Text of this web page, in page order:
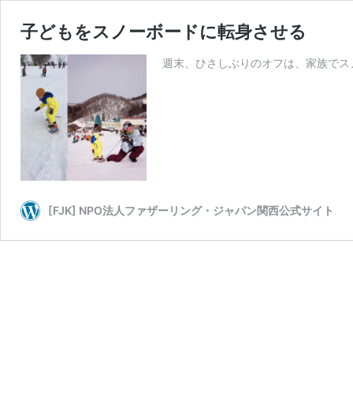
子どもをスノーボードに転身させる
週末、ひさしぶりのオフは、家族で
[FJK] NPO法人ファザーリング・ジャパン関西公式サイト